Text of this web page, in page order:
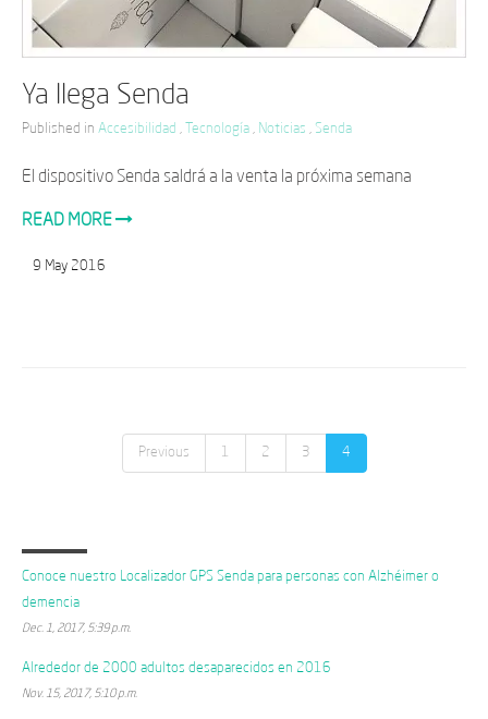
Ya llega Senda
Published in Accesibilidad , Tecnología , Noticias , Senda
El dispositivo Senda saldrá a la venta la próxima semana
READ MORE
9 May 2016
Previous 1 2 3 4
Conoce nuestro Localizador GPS Senda para personas con Alzhéimer o
demencia
Dec. 1, 2017, 5:39 p.m.
Alrededor de 2000 adultos desaparecidos en 2016
Nov. 15, 2017, 5:10 p.m.